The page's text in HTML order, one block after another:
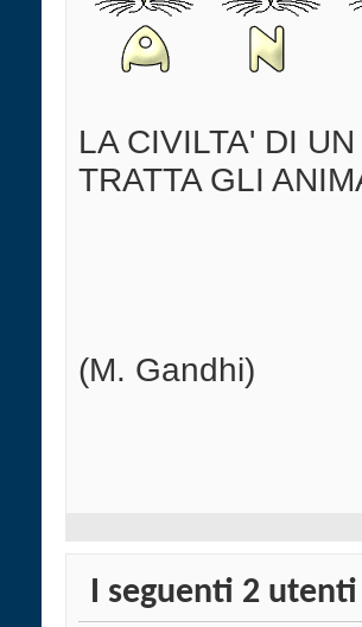
LA CIVILTA' DI
TRATTA GLI
(M. Gandhi)
I seguenti 2